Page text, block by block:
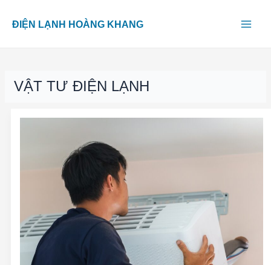
content
ĐIỆN LẠNH HOÀNG KHANG
VẬT TƯ ĐIỆN LẠNH